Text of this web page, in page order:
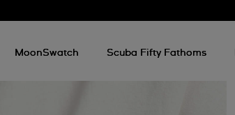
MoonSwatch Scuba Fifty Fathoms